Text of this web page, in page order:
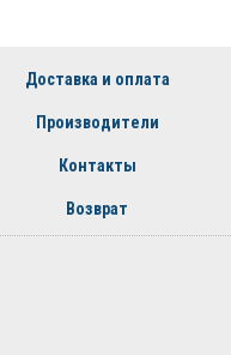
Доставка и оплата
Производители
Контакты
Возврат